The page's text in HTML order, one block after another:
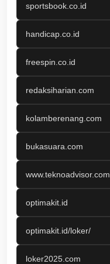
sportsbook.co.id
handicap.co.id
freespin.co.id
redaksiharian.com
kolamberenang.com
bukasuara.com
www.teknoadvisor.com
optimakit.id
optimakit.id/loker/
loker2025.com